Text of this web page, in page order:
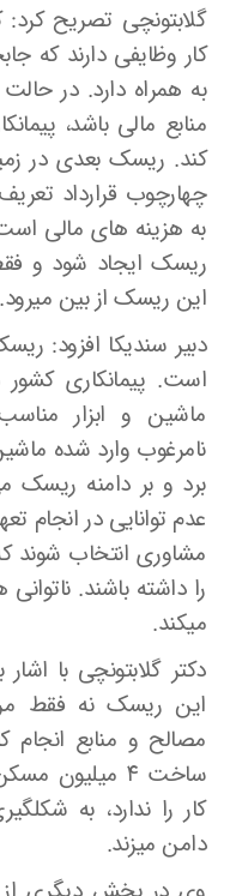
گلابتونچی تصریح کرد:
کار وظایفی دارند که
به همراه دارد. در
منابع مالی باشد،
کند. ریسک بعدی در
چهارچوب قرارداد
به هزینه ­های مالی
ریسک ایجاد شود و
این ریسک از بین می­رود.
دبیر سندیکا افزود:
است. پیمانکاری
ماشین و ابزار
برد و بر دامنه ریسک
عدم توانایی در انجام
مشاوری انتخاب شوند
را داشته باشند.
می­کند.
دکتر گلابتونچی با
این ریسک نه فقط
مصالح و منابع
ساخت ۴
کار را ندارد، به
دامن می­زند.